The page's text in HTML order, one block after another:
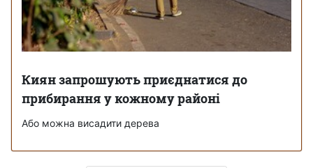
Киян запрошують приєднатися до
прибирання у кожному районі
Або можна висадити дерева